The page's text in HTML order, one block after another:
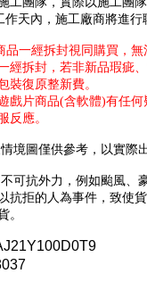
天內，施工廠商將進行
一經拆封視同購買，無
經拆封，若非新品瑕疵
裝復原整新費。
戲片商品(含軟體)有任何
反應。
境圖僅供參考，以實際
可抗外力，例如颱風、
抗拒的人為事件，致使
。